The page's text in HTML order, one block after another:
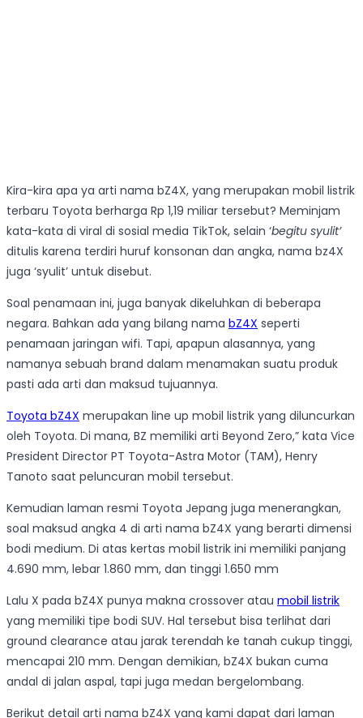
Kira-kira apa ya arti nama bZ4X, yang merupakan mobil listrik
terbaru Toyota berharga Rp 1,19 miliar tersebut? Meminjam
kata-kata di viral di sosial media TikTok, selain ‘begitu syulit’
ditulis karena terdiri huruf konsonan dan angka, nama bz4X
juga ‘syulit’ untuk disebut.
Soal penamaan ini, juga banyak dikeluhkan di beberapa
negara. Bahkan ada yang bilang nama bZ4X seperti
penamaan jaringan wifi. Tapi, apapun alasannya, yang
namanya sebuah brand dalam menamakan suatu produk
pasti ada arti dan maksud tujuannya.
Toyota bZ4X merupakan line up mobil listrik yang diluncurkan
oleh Toyota. Di mana, BZ memiliki arti Beyond Zero,” kata Vice
President Director PT Toyota-Astra Motor (TAM), Henry
Tanoto saat peluncuran mobil tersebut.
Kemudian laman resmi Toyota Jepang juga menerangkan,
soal maksud angka 4 di arti nama bZ4X yang berarti dimensi
bodi medium. Di atas kertas mobil listrik ini memiliki panjang
4.690 mm, lebar 1.860 mm, dan tinggi 1.650 mm
Lalu X pada bZ4X punya makna crossover atau mobil listrik
yang memiliki tipe bodi SUV. Hal tersebut bisa terlihat dari
ground clearance atau jarak terendah ke tanah cukup tinggi,
mencapai 210 mm. Dengan demikian, bZ4X bukan cuma
andal di jalan aspal, tapi juga medan bergelombang.
Berikut detail arti nama bZ4X yang kami dapat dari laman